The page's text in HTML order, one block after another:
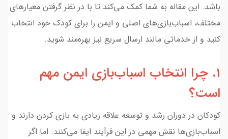
باشد. این مقاله به شما کمک می‌کند تا با در نظر گرفتن معیارهای
مختلف، اسباب‌بازی‌های اصلی و ایمن را برای کودک خود انتخاب
کنید و از خدماتی مانند ارسال سریع نیز بهره‌مند شوید.
1. چرا انتخاب اسباب‌بازی ایمن مهم
است؟
کودکان در دوران رشد و توسعه علاقه زیادی به بازی کردن دارند و
اسباب‌بازی‌ها نقش مهمی در این فرآیند ایفا می‌کنند. اما اگر